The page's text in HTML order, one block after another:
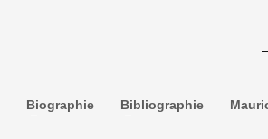
Biographie Bibliographie